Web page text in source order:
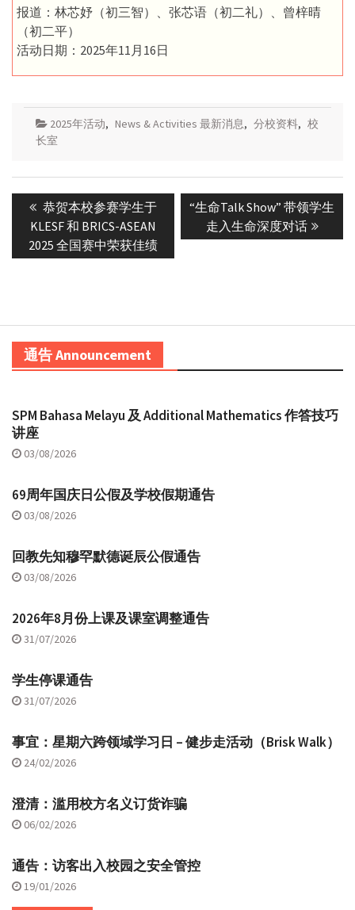
报道：林芯妤（初三智）、张芯语（初二礼）、曾梓晴
（初二平）
活动日期：2025年11月16日
2025年活动, News & Activities 最新消息, 分校资料, 校
长室
Post
navigation
Previous
post:
恭贺本校参赛学生于
KLESF 和 BRICS-ASEAN
2025 全国赛中荣获佳绩
Next
post:
“生命Talk Show” 带领学生
走入生命深度对话
通告 Announcement
SPM Bahasa Melayu 及 Additional Mathematics 作答技巧
讲座
03/08/2026
69周年国庆日公假及学校假期通告
03/08/2026
回教先知穆罕默德诞辰公假通告
03/08/2026
2026年8月份上课及课室调整通告
31/07/2026
学生停课通告
31/07/2026
事宜：星期六跨领域学习日 – 健步走活动（Brisk Walk）
24/02/2026
澄清：滥用校方名义订货诈骗
06/02/2026
通告：访客出入校园之安全管控
19/01/2026